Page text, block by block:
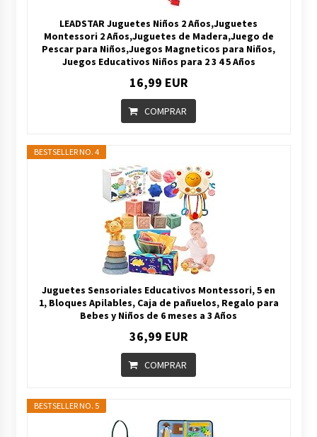
LEADSTAR Juguetes Niños 2 Años,Juguetes
Montessori 2 Años,Juguetes de Madera,Juego de
Pescar para Niños,Juegos Magneticos para Niños,
Juegos Educativos Niños para 2 3 4 5 Años
16,99 EUR
COMPRAR
BESTSELLER NO. 4
Juguetes Sensoriales Educativos Montessori, 5 en
1, Bloques Apilables, Caja de pañuelos, Regalo para
Bebes y Niños de 6 meses a 3 Años
36,99 EUR
COMPRAR
BESTSELLER NO. 5